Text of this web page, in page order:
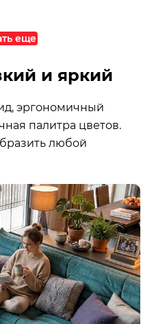
от 8 740 руб.
ширина
80 см
глубина
50 см
толщина
10 см
Выбрать ткань и цвет
еще
и яркий
эргономичный
палитра цветов.
любой